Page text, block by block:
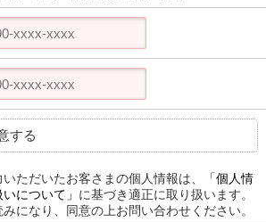
する
ただいたお客さまの個人情報は、
「個人情
について」 に基づき適正に取り扱います。
になり、同意の上お問い合わせください。